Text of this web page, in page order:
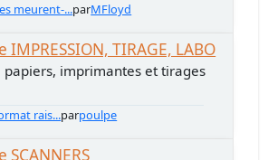
meurent-...parMFloyd
IMPRESSION, TIRAGE, LABO
papiers, imprimantes et tirages
rais...parpoulpe
SCANNERS